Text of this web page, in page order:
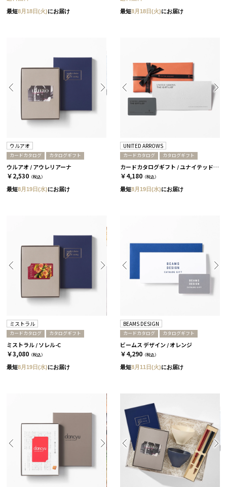
最短8月18日(火)にお届け 最短8月18日(火)にお届け
ウルアオ
カードカタログ カタログギフト
ウルアオ / アウレリアーナ
￥2,530 （税込）
最短8月19日(水)にお届け
UNITED ARROWS
カードカタログ カタログギフト
カードカタログギフト / ユナイテッドアローズ ザ ギフト リスト / TP-CARD
￥4,180 （税込）
最短8月19日(水)にお届け
ミストラル
カードカタログ カタログギフト
ミストラル / ソレル-C
￥3,080 （税込）
最短8月19日(水)にお届け
BEAMS DESIGN
カードカタログ カタログギフト
ビームス デザイン / オレンジ
￥4,290 （税込）
最短8月11日(火)にお届け